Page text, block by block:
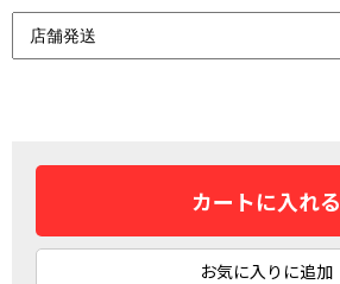
カートに入れる
お気に入りに追加